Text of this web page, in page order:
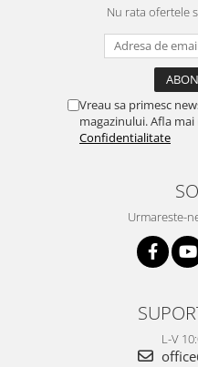
Nu rata ofertele
Vreau sa primesc
magazinului. Afla
Confidentialitate
Urmareste-
L-V